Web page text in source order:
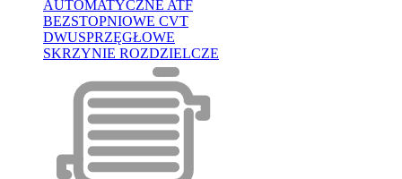
AUTOMATYCZNE ATF
BEZSTOPNIOWE CVT
DWUSPRZĘGŁOWE
SKRZYNIE ROZDZIELCZE